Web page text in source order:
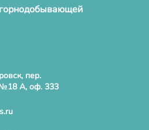
пер.
А, оф. 333